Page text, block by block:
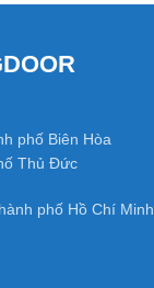
phố Biên Hòa
Thủ Đức
phố Hồ Chí Minh